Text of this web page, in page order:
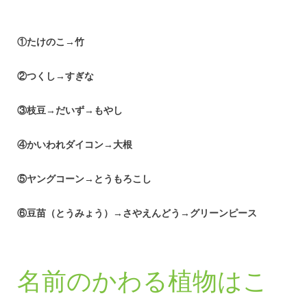
①たけのこ→竹
②つくし→すぎな
③枝豆→だいず→もやし
④かいわれダイコン→大根
⑤ヤングコーン→とうもろこし
⑥豆苗（とうみょう）→さやえんどう→グリーンピース
名前のかわる植物はこ